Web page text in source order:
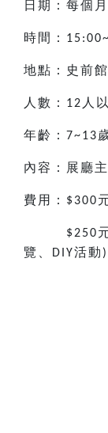
日期：每個
時間：
地點：史前
人數： 12 人
年齡： 7~13
內容：展廳
費用： $300
$250
覽、 DIY活動 )